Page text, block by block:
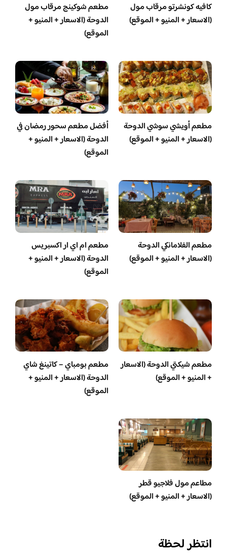
كافيه كونشرتو مرقاب مول
(الاسعار + المنيو + الموقع)
مطعم شوكينج مرقاب مول
الدوحة (الاسعار + المنيو +
الموقع)
مطعم أويشي سوشي الدوحة
(الاسعار + المنيو + الموقع)
أفضل مطعم سحور رمضان في
الدوحة (الاسعار + المنيو +
الموقع)
مطعم الفلامانكي الدوحة
(الاسعار + المنيو + الموقع)
مطعم ام اي ار اكسبريس
الدوحة (الاسعار + المنيو +
الموقع)
مطعم شيكتي الدوحة (الاسعار
+ المنيو + الموقع)
مطعم بومباي – كاتينغ شاي
الدوحة (الاسعار + المنيو +
الموقع)
مطاعم مول فلاجيو قطر
(الاسعار + المنيو + الموقع)
انتظر لحظة